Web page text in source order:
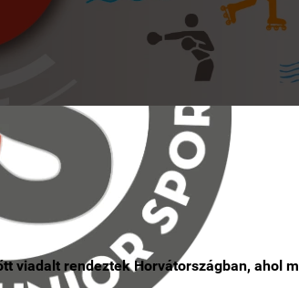
viadalt rendeztek Horvátországban, ahol